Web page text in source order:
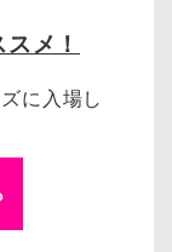
メ！
に入場し